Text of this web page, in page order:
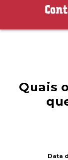
Contas
Quais
Data